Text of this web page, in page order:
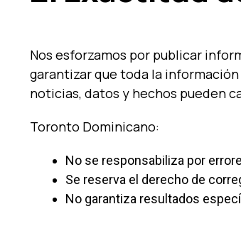
Nos esforzamos por publicar
garantizar que toda la
noticias, datos y hechos pueden
Toronto Dominicano:
No se responsabiliza por
Se reserva el derecho de
No garantiza resultados